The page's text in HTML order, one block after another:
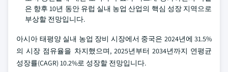
은 향후 10년 동안 유럽 실내 농업 산업의 핵심 성장 지역으로
부상할 전망입니다.
아시아 태평양 실내 농업 장비 시장에서 중국은 2024년에 31.5%
의 시장 점유율을 차지했으며, 2025년부터 2034년까지 연평균
성장률(CAGR) 10.2%로 성장할 전망입니다.